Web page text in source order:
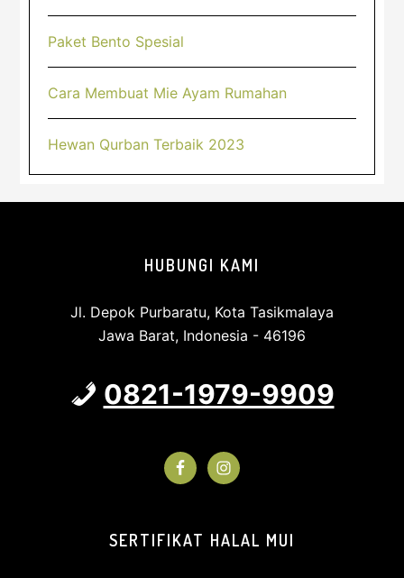
Paket Bento Spesial
Cara Membuat Mie Ayam Rumahan
Hewan Qurban Terbaik 2023
HUBUNGI KAMI
Jl. Depok Purbaratu, Kota Tasikmalaya
Jawa Barat, Indonesia - 46196
0821-1979-9909
SERTIFIKAT HALAL MUI